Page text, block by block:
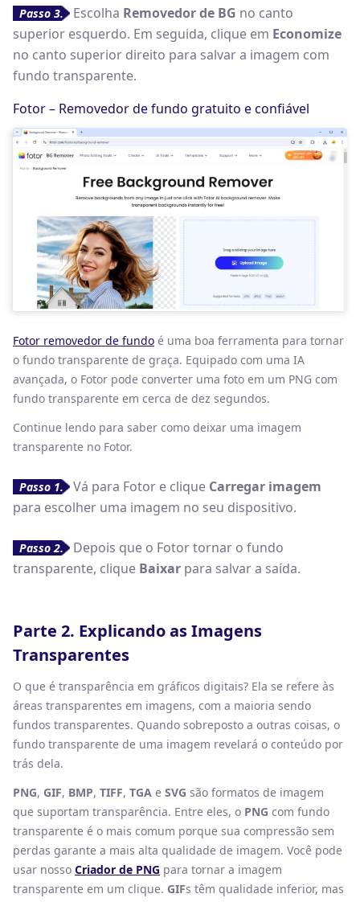
Passo 3. Escolha Removedor de BG no canto
superior esquerdo. Em seguida, clique em Economize
no canto superior direito para salvar a imagem com
fundo transparente.
Fotor – Removedor de fundo gratuito e confiável
Fotor removedor de fundo é uma boa ferramenta para tornar
o fundo transparente de graça. Equipado com uma IA
avançada, o Fotor pode converter uma foto em um PNG com
fundo transparente em cerca de dez segundos.
Continue lendo para saber como deixar uma imagem
transparente no Fotor.
Passo 1. Vá para Fotor e clique Carregar imagem
para escolher uma imagem no seu dispositivo.
Passo 2.
Depois que o Fotor tornar o fundo
transparente, clique Baixar para salvar a saída.
Parte 2. Explicando as Imagens
Transparentes
O que é transparência em gráficos digitais? Ela se refere às
áreas transparentes em imagens, com a maioria sendo
fundos transparentes. Quando sobreposto a outras coisas, o
fundo transparente de uma imagem revelará o conteúdo por
trás dela.
PNG, GIF, BMP, TIFF, TGA e SVG são formatos de imagem
que suportam transparência. Entre eles, o PNG com fundo
transparente é o mais comum porque sua compressão sem
perdas garante a mais alta qualidade de imagem. Você pode
usar nosso Criador de PNG para tornar a imagem
transparente em um clique. GIFs têm qualidade inferior, mas